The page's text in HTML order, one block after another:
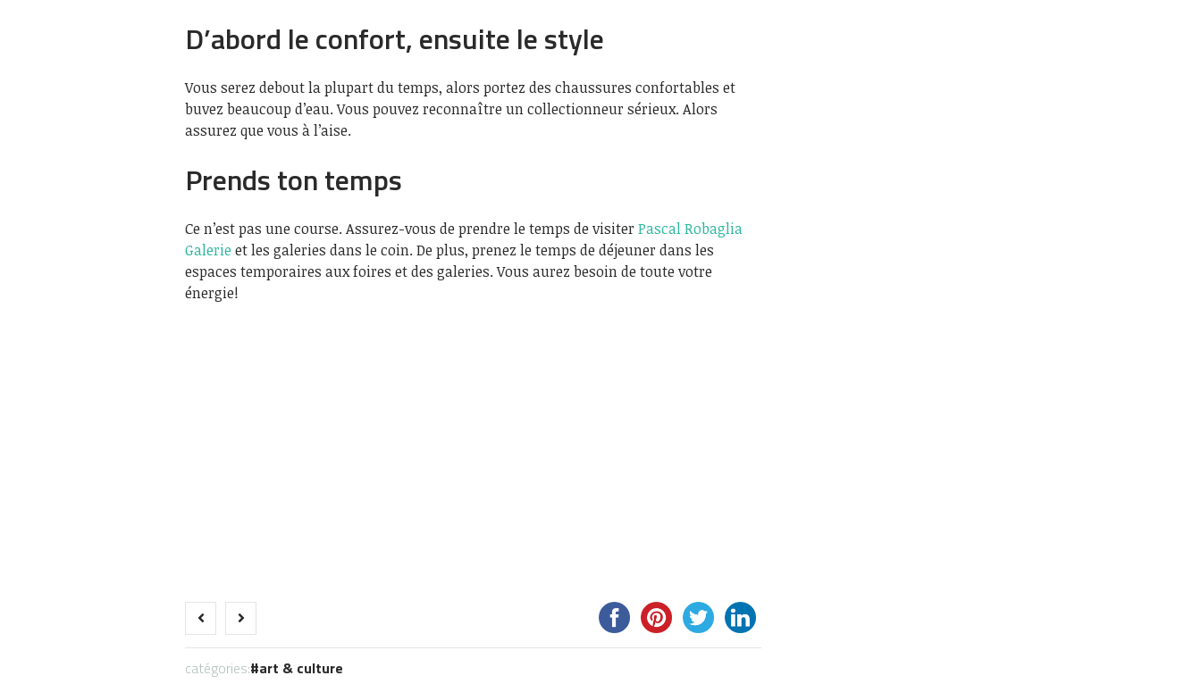
D’abord le confort, ensuite le style
Vous serez debout la plupart du temps, alors portez des chaussures confortables et
buvez beaucoup d’eau. Vous pouvez reconnaître un collectionneur sérieux. Alors
assurez que vous à l’aise.
Prends ton temps
Ce n’est pas une course. Assurez-vous de prendre le temps de visiter Pascal Robaglia
Galerie et les galeries dans le coin. De plus, prenez le temps de déjeuner dans les
espaces temporaires aux foires et des galeries. Vous aurez besoin de toute votre
énergie!
catégories: art & culture